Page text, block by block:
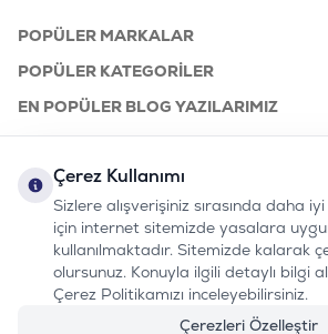
POPÜLER MARKALAR
POPÜLER KATEGORILER
EN POPÜLER BLOG YAZILARIMIZ
KURUMSAL
bizi takip edin:
Instagram
Youtube
TiktokFacebook
Linkedin
www.evinemama.com
0232 7000 212
%100 MUTLU
MÜŞTERI HATTI
Çerez Kullanımı
Sizlere alışverişiniz sırasında daha
için internet sitemizde yasalara
kullanılmaktadır. Sitemizde kalarak
olursunuz. Konuyla ilgili detaylı bilgi
Çerez Politikamızı inceleyebilirsiniz.
Çerezleri Özelleştir